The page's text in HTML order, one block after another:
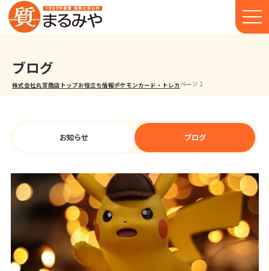
ブログ
株式会社丸宮商店トップ⁩お役立ち情報ポケモンカード・トレカページ 2
お知らせ ブログ